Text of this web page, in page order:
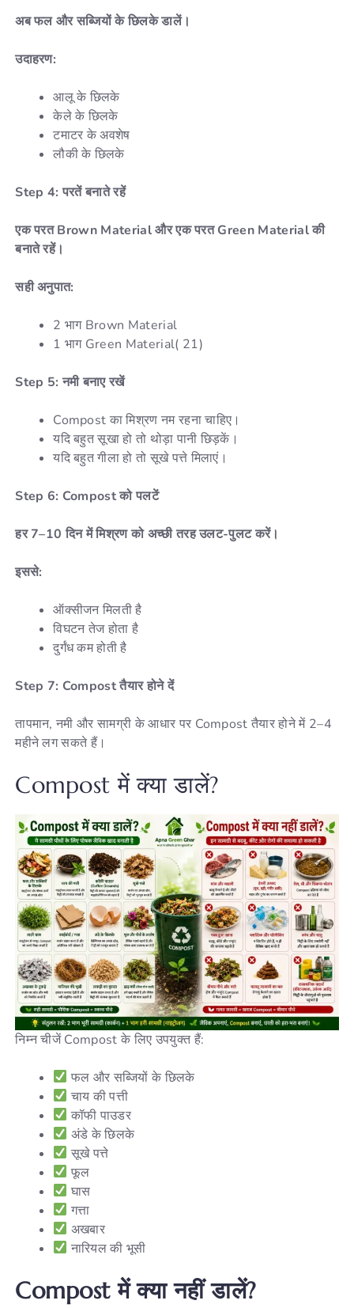
अब फल और सब्जियों के छिलके डालें।
उदाहरण:
आलू के छिलके
केले के छिलके
टमाटर के अवशेष
लौकी के छिलके
Step 4: परतें बनाते रहें
एक परत Brown Material और एक परत Green Material की
बनाते रहें।
सही अनुपात:
2 भाग Brown Material
1 भाग Green Material( 21)
Step 5: नमी बनाए रखें
Compost का मिश्रण नम रहना चाहिए।
यदि बहुत सूखा हो तो थोड़ा पानी छिड़कें।
यदि बहुत गीला हो तो सूखे पत्ते मिलाएं।
Step 6: Compost को पलटें
हर 7–10 दिन में मिश्रण को अच्छी तरह उलट-पुलट करें।
इससे:
ऑक्सीजन मिलती है
विघटन तेज होता है
दुर्गंध कम होती है
Step 7: Compost तैयार होने दें
तापमान, नमी और सामग्री के आधार पर Compost तैयार होने में 2–4
महीने लग सकते हैं।
Compost में क्या डालें?
निम्न चीजें Compost के लिए उपयुक्त हैं:
फल और सब्जियों के छिलके
चाय की पत्ती
कॉफी पाउडर
अंडे के छिलके
सूखे पत्ते
फूल
घास
गत्ता
अखबार
नारियल की भूसी
Compost में क्या नहीं डालें?